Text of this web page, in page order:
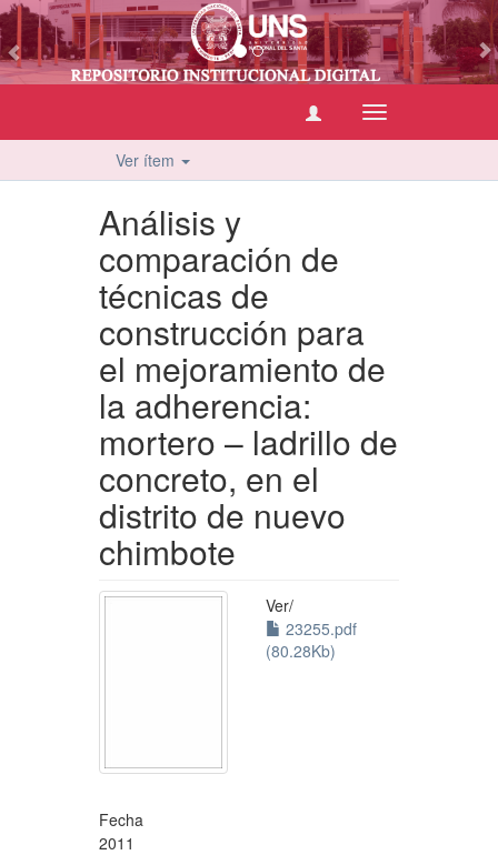
Cambiar
navegación
Ver ítem
Análisis y
comparación de
técnicas de
construcción para
el mejoramiento de
la adherencia:
mortero – ladrillo de
concreto, en el
distrito de nuevo
chimbote
Ver/
23255.pdf
(80.28Kb)
Fecha
2011